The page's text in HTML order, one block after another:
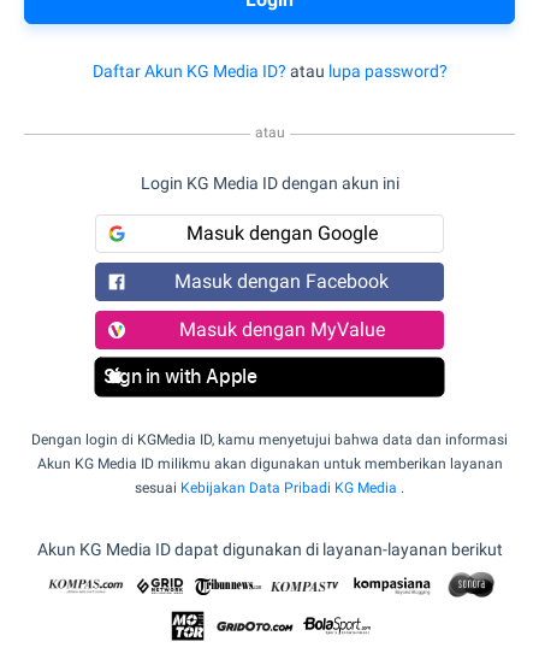
Daftar Akun KG Media ID? atau lupa password?
atau
Login KG Media ID dengan akun ini
Masuk dengan Google
Masuk dengan Facebook
Masuk dengan MyValue
Sign in with Apple
Dengan login di KGMedia ID, kamu menyetujui bahwa data dan informasi
Akun KG Media ID milikmu akan digunakan untuk memberikan layanan
sesuai Kebijakan Data Pribadi KG Media .
Akun KG Media ID dapat digunakan di layanan-layanan berikut